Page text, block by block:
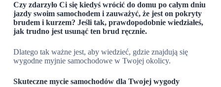
Czy zdarzyło Ci się kiedyś wrócić do domu po całym dniu
jazdy swoim samochodem i zauważyć, że jest on pokryty
brudem i kurzem? Jeśli tak, prawdopodobnie wiedziałeś,
jak trudno jest usunąć ten brud ręcznie.
Dlatego tak ważne jest, aby wiedzieć, gdzie znajdują się
wygodne myjnie samochodowe w Twojej okolicy.
Skuteczne mycie samochodów dla Twojej wygody